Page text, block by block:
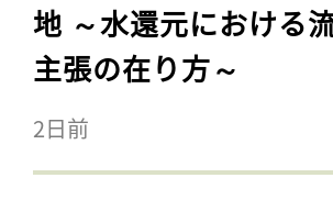
地 ～水還元における
主張の在り方～
2日前